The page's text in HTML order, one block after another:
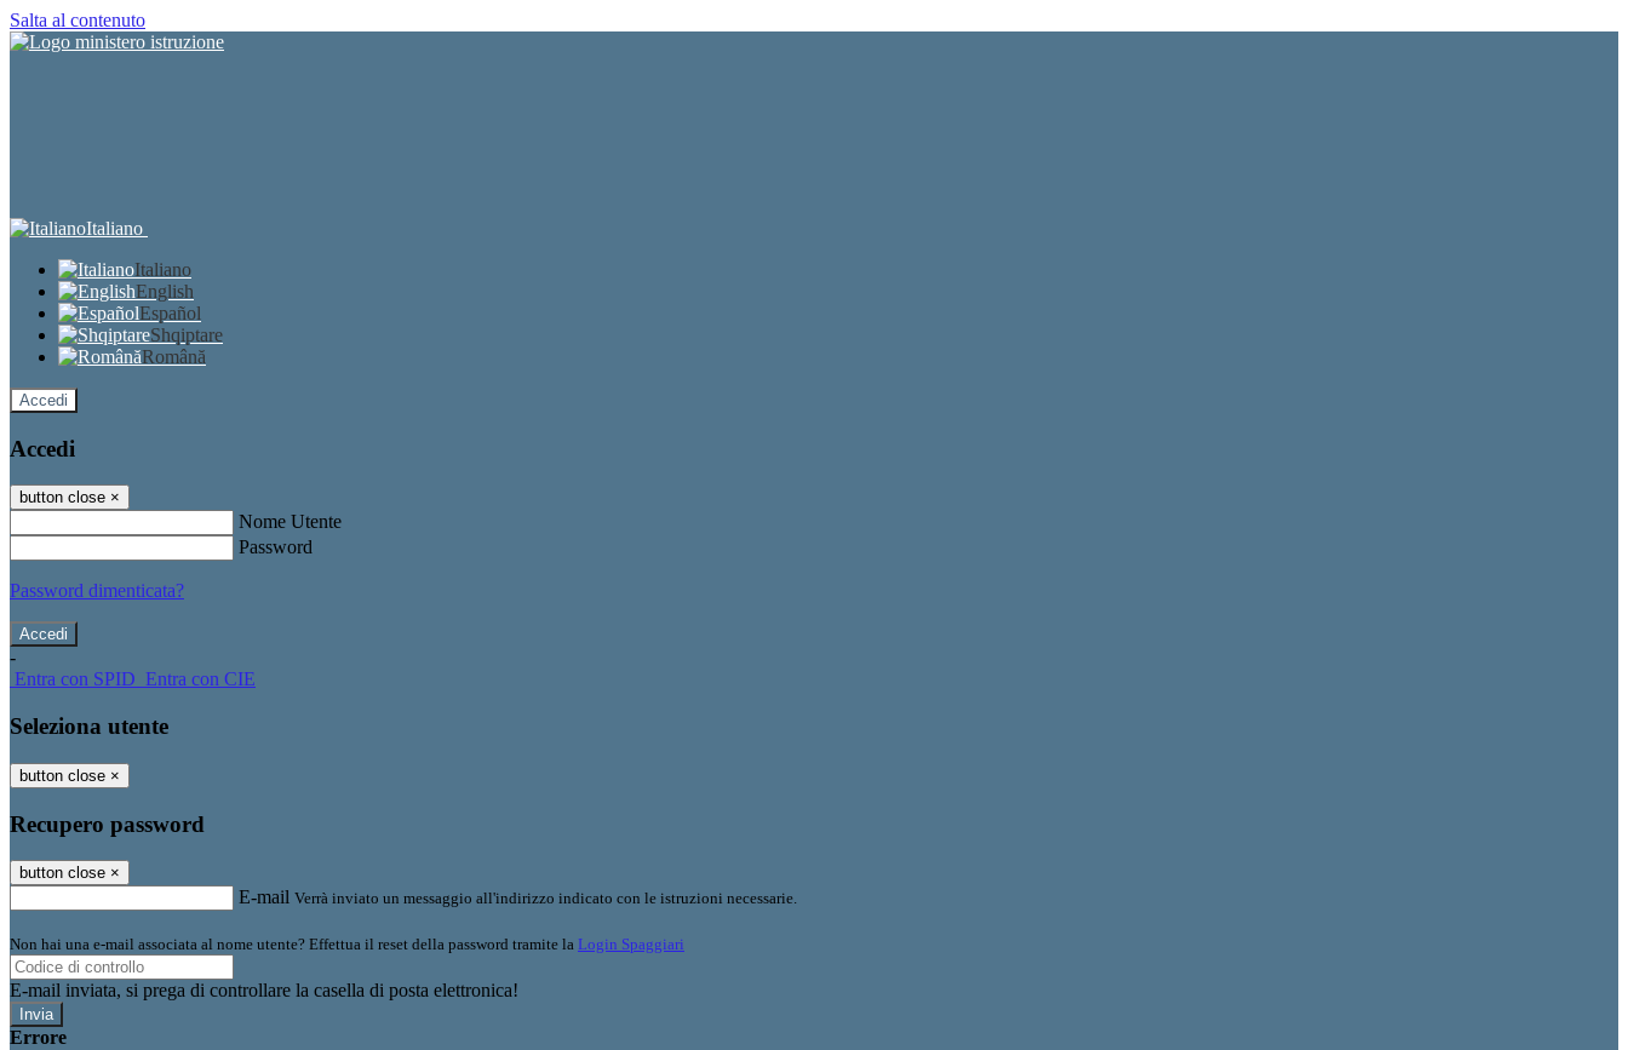
Salta al contenuto
Italiano
Italiano
English
Español
Shqiptare
Română
Accedi
Accedi
button close ×
Nome Utente
Password
Password dimenticata?
-
Entra con SPID Entra con CIE
Seleziona utente
button close ×
Recupero password
button close ×
E-mail Verrà inviato un messaggio all'indirizzo indicato con le istruzioni necessarie.
Non hai una e-mail associata al nome utente? Effettua il reset della password tramite la Login Spaggiari
E-mail inviata, si prega di controllare la casella di posta elettronica!
Errore